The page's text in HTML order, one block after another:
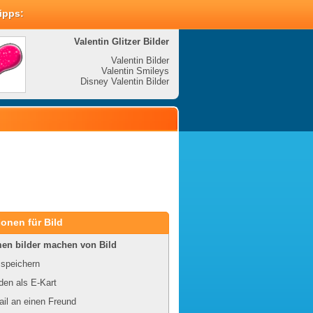
Valentin Glitzer Bilder
Valentin Bilder
Valentin Smileys
Disney Valentin Bilder
für Bild
bilder machen von Bild
als E-Kart
an einen Freund